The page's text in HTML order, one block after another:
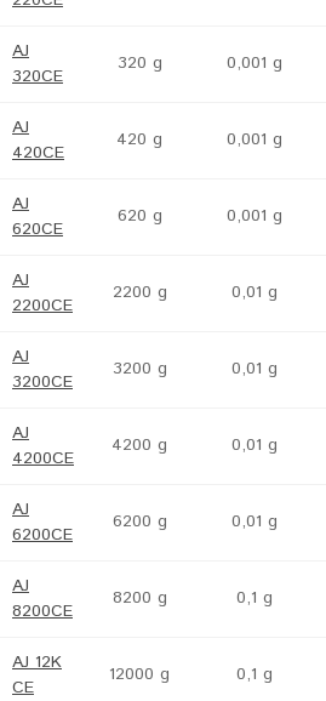
AJ
320CE
320 g 0,001 g
AJ
420CE
420 g 0,001 g
AJ
620CE
620 g 0,001 g
AJ
2200CE
2200 g 0,01 g
AJ
3200CE
3200 g 0,01 g
AJ
4200CE
4200 g 0,01 g
AJ
6200CE
6200 g 0,01 g
AJ
8200CE
8200 g 0,1 g
AJ 12K
CE
12000 g 0,1 g